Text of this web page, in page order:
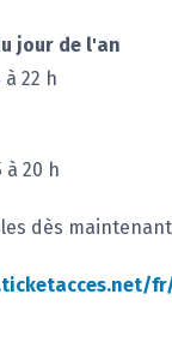
jour de l'an
22 h
à 20 h
dès